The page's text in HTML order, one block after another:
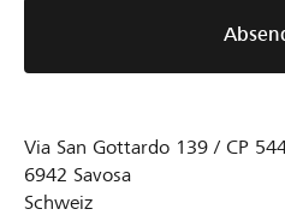
Via San Gottardo 139 / CP
6942 Savosa
Schweiz